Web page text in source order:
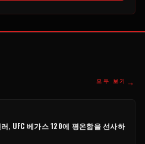
모두 보기 →
, UFC 베가스 120에 평온함을 선사하